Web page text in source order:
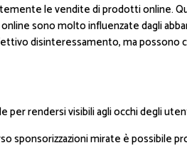
le vendite di prodotti online.
sono molto influenzate dagli
disinteressamento, ma possono
per rendersi visibili agli occhi degli
sponsorizzazioni mirate è possibile